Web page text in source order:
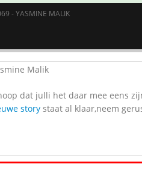
- YASMINE MALIK
dat julli het daar mee eens
storystaat al klaar,neem